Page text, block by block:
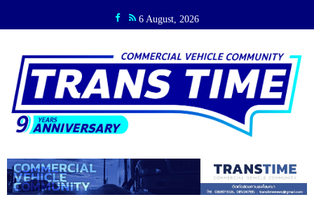
6 August, 2026